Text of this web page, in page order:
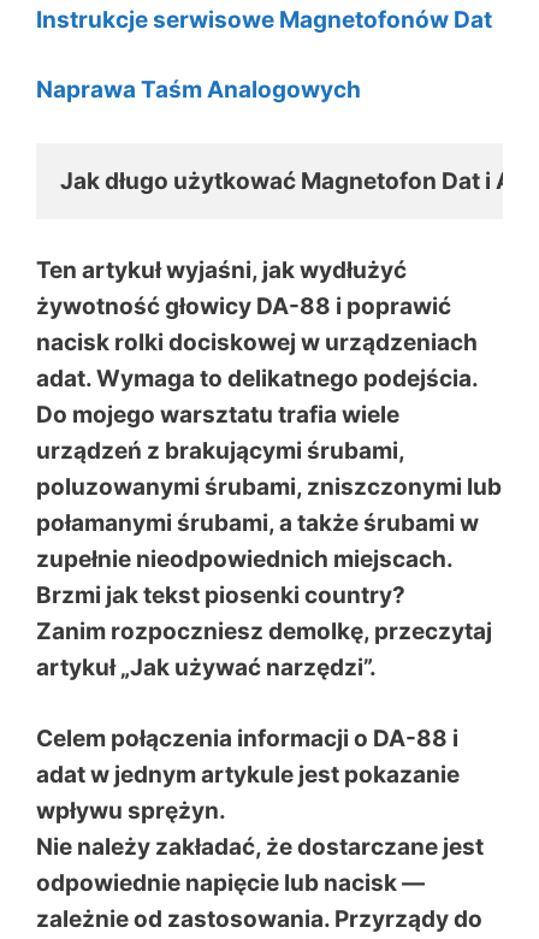
Instrukcje serwisowe Magnetofonów Dat
Naprawa Taśm Analogowych
Jak długo użytkować Magnetofon Dat i
Ten artykuł wyjaśni, jak wydłużyć
żywotność głowicy DA-88 i poprawić
nacisk rolki dociskowej w urządzeniach
adat. Wymaga to delikatnego podejścia.
Do mojego warsztatu trafia wiele
urządzeń z brakującymi śrubami,
poluzowanymi śrubami, zniszczonymi lub
połamanymi śrubami, a także śrubami w
zupełnie nieodpowiednich miejscach.
Brzmi jak tekst piosenki country?
Zanim rozpoczniesz demolkę, przeczytaj
artykuł „Jak używać narzędzi”.
Celem połączenia informacji o DA-88 i
adat w jednym artykule jest pokazanie
wpływu sprężyn.
Nie należy zakładać, że dostarczane jest
odpowiednie napięcie lub nacisk —
zależnie od zastosowania. Przyrządy do